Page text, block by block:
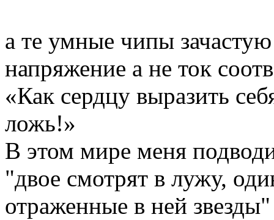
а те умные чипы
напряжение а не ток
«Как сердцу выразить
ложь!»
В этом мире меня
"двое смотрят в лужу,
отраженные в ней звезды"